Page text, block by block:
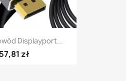
Displayport...
57,81 zł